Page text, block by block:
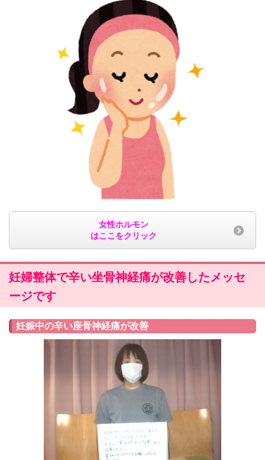
女性ホルモン
はここをクリック
妊婦整体で辛い坐骨神経痛が改善したメッセ
ージです
妊娠中の辛い座骨神経痛が改善